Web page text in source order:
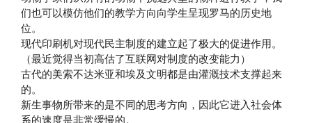
们也可以模仿他们的教学方向向学生呈现罗马的历史地
位。
现代印刷机对现代民主制度的建立起了极大的促进作用。
（最近觉得当初高估了互联网对制度的改变能力）
古代的美索不达米亚和埃及文明都是由灌溉技术支撑起来
的。
新生事物所带来的是不同的思考方向，因此它进入社会体
系的速度是非常缓慢的。